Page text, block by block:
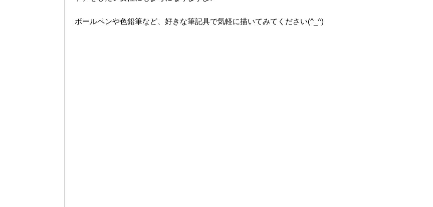
ボールペンや色鉛筆など、好きな筆記具で気軽に描いてみてください(^_^)